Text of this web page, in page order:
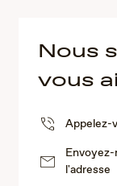
Nous
vous
Appelez-
Envoyez-
l'adresse